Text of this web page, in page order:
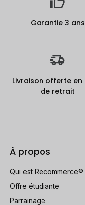
Garantie 3 ans
Livraison offerte en
de retrait
À propos
Qui est Recommerce®
Offre étudiante
Parrainage